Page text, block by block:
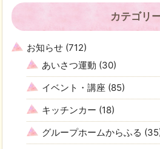
カテゴリ
お知らせ (712)
あいさつ運動 (30)
イベント・講座 (85)
キッチンカー (18)
グループホームからふる